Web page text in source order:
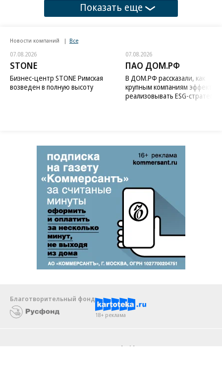
Показать еще
Новости компаний Все
07.08.2026
STONE
Бизнес-центр STONE Римская
возведен в полную высоту
07.08.2026
ПАО ДОМ.РФ
В ДОМ.РФ рассказали, как
крупным компаниям
реализовывать ESG-стратегию
Благотворительный фонд
18+ реклама
Android